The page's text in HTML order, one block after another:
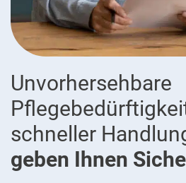
Unvorhersehbare
schneller
geben Ihnen